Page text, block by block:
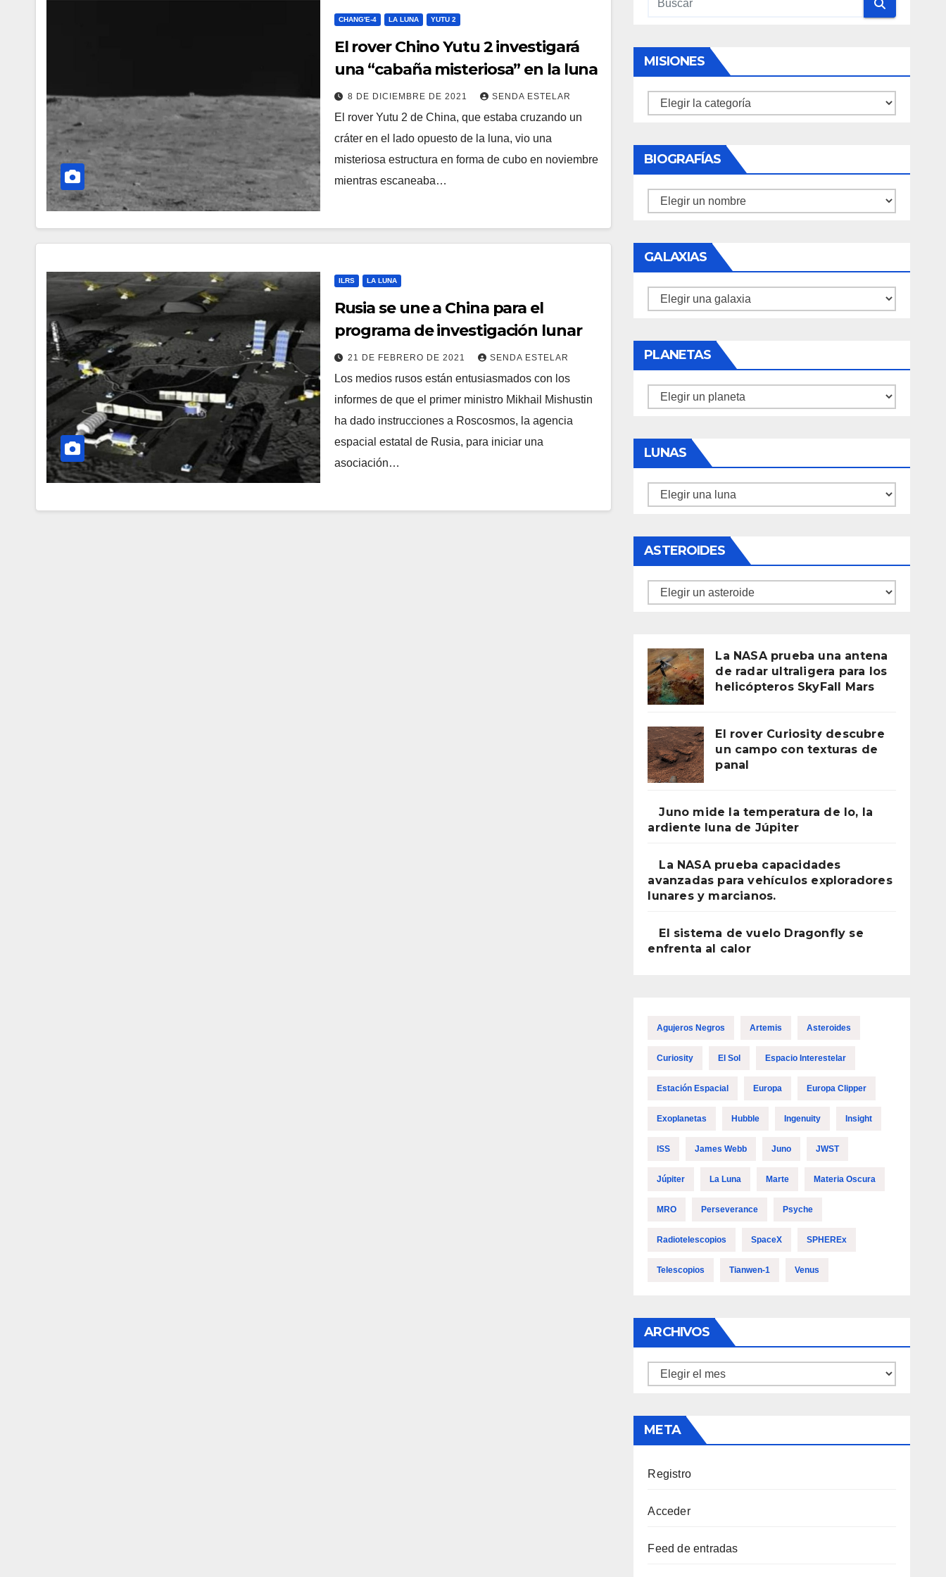
CHANG'E-4 LA LUNA YUTU 2
El rover Chino Yutu 2 investigará
una “cabaña misteriosa” en la luna
8 DE DICIEMBRE DE 2021 SENDA ESTELAR
El rover Yutu 2 de China, que estaba cruzando un
cráter en el lado opuesto de la luna, vio una
misteriosa estructura en forma de cubo en noviembre
mientras escaneaba…
ILRS LA LUNA
Rusia se une a China para el
programa de investigación lunar
21 DE FEBRERO DE 2021 SENDA ESTELAR
Los medios rusos están entusiasmados con los
informes de que el primer ministro Mikhail Mishustin
ha dado instrucciones a Roscosmos, la agencia
espacial estatal de Rusia, para iniciar una
asociación…
MISIONES
Misiones
BIOGRAFÍAS
Biografías
GALAXIAS
Galaxias
PLANETAS
Planetas
LUNAS
Lunas
ASTEROIDES
Asteroides
La NASA prueba una antena
de radar ultraligera para los
helicópteros SkyFall Mars
El rover Curiosity descubre
un campo con texturas de
panal
Juno mide la temperatura de Io, la
ardiente luna de Júpiter
La NASA prueba capacidades
avanzadas para vehículos exploradores
lunares y marcianos.
El sistema de vuelo Dragonfly se
enfrenta al calor
Agujeros Negros Artemis Asteroides
Curiosity El Sol Espacio Interestelar
Estación Espacial Europa Europa Clipper
Exoplanetas Hubble Ingenuity Insight
ISS James Webb Juno JWST
Júpiter La Luna Marte Materia Oscura
MRO Perseverance Psyche
Radiotelescopios SpaceX SPHEREx
Telescopios Tianwen-1 Venus
ARCHIVOS
Archivos
META
Registro
Acceder
Feed de entradas